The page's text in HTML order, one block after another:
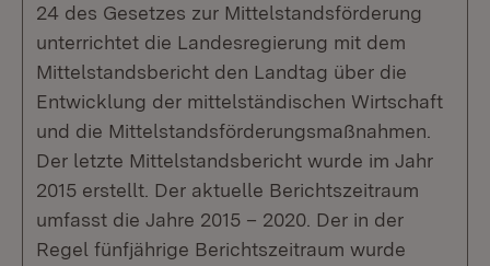
24 des Gesetzes zur Mittelstandsförderung
unterrichtet die Landesregierung mit dem
Mittelstandsbericht den Landtag über die
Entwicklung der mittelständischen Wirtschaft
und die Mittelstandsförderungsmaßnahmen.
Der letzte Mittelstandsbericht wurde im Jahr
2015 erstellt. Der aktuelle Berichtszeitraum
umfasst die Jahre 2015 – 2020. Der in der
Regel fünfjährige Berichtszeitraum wurde